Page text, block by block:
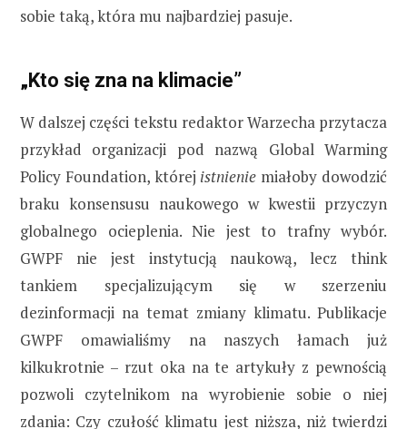
sobie taką, która mu najbardziej pasuje.
„Kto się zna na klimacie”
W dalszej części tekstu redaktor Warzecha przytacza
przykład organizacji pod nazwą Global Warming
Policy Foundation, której istnienie miałoby dowodzić
braku konsensusu naukowego w kwestii przyczyn
globalnego ocieplenia. Nie jest to trafny wybór.
GWPF nie jest instytucją naukową, lecz think
tankiem specjalizującym się w szerzeniu
dezinformacji na temat zmiany klimatu. Publikacje
GWPF omawialiśmy na naszych łamach już
kilkukrotnie – rzut oka na te artykuły z pewnością
pozwoli czytelnikom na wyrobienie sobie o niej
zdania: Czy czułość klimatu jest niższa, niż twierdzi